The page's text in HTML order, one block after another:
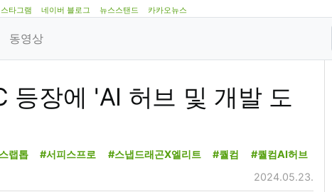
타그램 네이버 블로그 뉴스스탠드 카카오뉴스
동영상
등장에 'AI 허브 및 개발 도
랩톱 #서피스프로 #스냅드래곤X엘리트 #퀄컴 #퀄컴AI허브
2024.05.23.